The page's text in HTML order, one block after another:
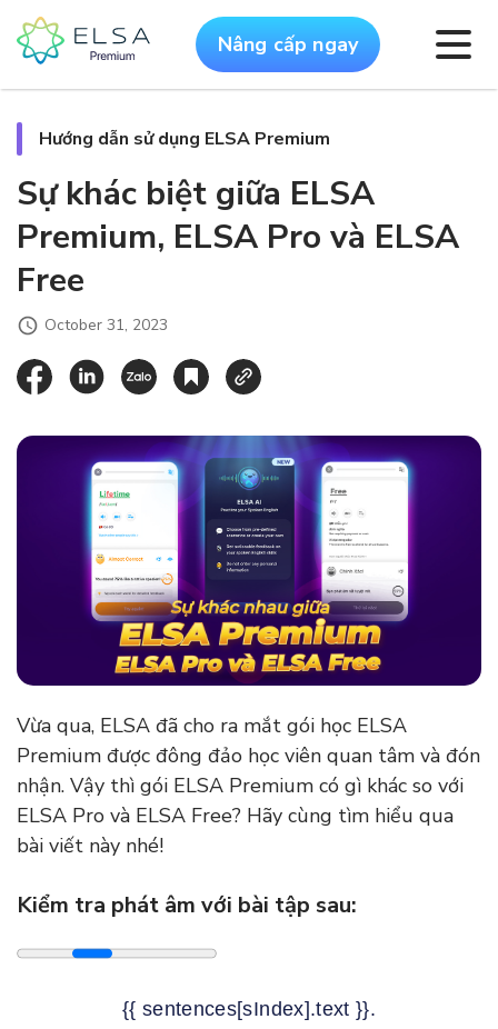
Nâng cấp ngay
Hướng dẫn sử dụng ELSA Premium
Sự khác biệt giữa ELSA
Premium, ELSA Pro và ELSA
Free
October 31, 2023
Vừa qua, ELSA đã cho ra mắt gói học ELSA
Premium được đông đảo học viên quan tâm và đón
nhận. Vậy thì gói ELSA Premium có gì khác so với
ELSA Pro và ELSA Free? Hãy cùng tìm hiểu qua
bài viết này nhé!
Kiểm tra phát âm với bài tập sau:
{{ sentences[sIndex].text }}.